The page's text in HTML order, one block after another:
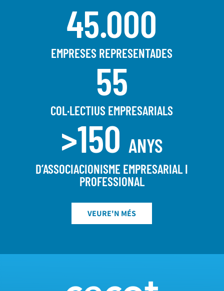
45.000
EMPRESES REPRESENTADES
55
COL·LECTIUS EMPRESARIALS
>150 ANYS
D’ASSOCIACIONISME EMPRESARIAL I
PROFESSIONAL
VEURE'N MÉS